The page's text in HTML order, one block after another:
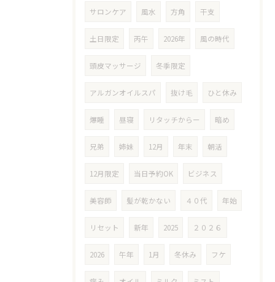
サロンケア 風水 方角 干支
土日限定 丙午 2026年 風の時代
頭皮マッサージ 冬季限定
アルガンオイルスパ 抜け毛 ひと休み
爆睡 昼寝 リタッチからー 暗め
兄弟 姉妹 12月 年末 朝活
12月限定 当日予約OK ビジネス
美容師 髪が乾かない ４０代 年始
リセット 新年 2025 ２０２６
2026 午年 1月 冬休み フケ